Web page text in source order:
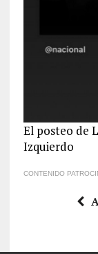
El posteo de
Izquierdo
CONTENIDO